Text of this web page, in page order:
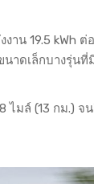
น 19.5 kWh
าดเล็กบางรุ่น
ไมล์ (13 กม.)